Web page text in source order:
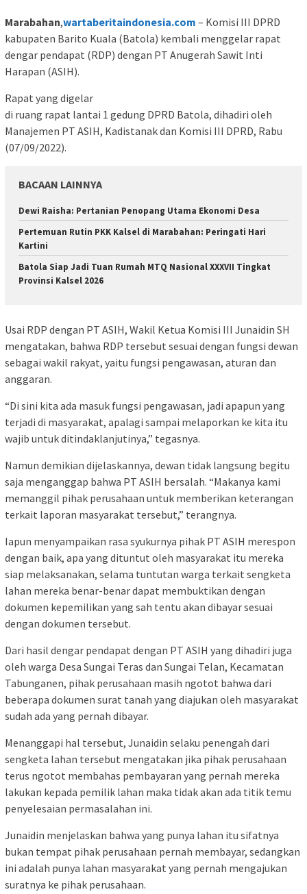
Marabahan,wartaberitaindonesia.com – Komisi III DPRD
kabupaten Barito Kuala (Batola) kembali menggelar rapat
dengar pendapat (RDP) dengan PT Anugerah Sawit Inti
Harapan (ASIH).
Rapat yang digelar
di ruang rapat lantai 1 gedung DPRD Batola, dihadiri oleh
Manajemen PT ASIH, Kadistanak dan Komisi III DPRD, Rabu
(07/09/2022).
BACAAN LAINNYA
Dewi Raisha: Pertanian Penopang Utama Ekonomi Desa
Pertemuan Rutin PKK Kalsel di Marabahan: Peringati Hari
Kartini
Batola Siap Jadi Tuan Rumah MTQ Nasional XXXVII Tingkat
Provinsi Kalsel 2026
Usai RDP dengan PT ASIH, Wakil Ketua Komisi III Junaidin SH
mengatakan, bahwa RDP tersebut sesuai dengan fungsi dewan
sebagai wakil rakyat, yaitu fungsi pengawasan, aturan dan
anggaran.
“Di sini kita ada masuk fungsi pengawasan, jadi apapun yang
terjadi di masyarakat, apalagi sampai melaporkan ke kita itu
wajib untuk ditindaklanjutinya,” tegasnya.
Namun demikian dijelaskannya, dewan tidak langsung begitu
saja menganggap bahwa PT ASIH bersalah. “Makanya kami
memanggil pihak perusahaan untuk memberikan keterangan
terkait laporan masyarakat tersebut,” terangnya.
Iapun menyampaikan rasa syukurnya pihak PT ASIH merespon
dengan baik, apa yang dituntut oleh masyarakat itu mereka
siap melaksanakan, selama tuntutan warga terkait sengketa
lahan mereka benar-benar dapat membuktikan dengan
dokumen kepemilikan yang sah tentu akan dibayar sesuai
dengan dokumen tersebut.
Dari hasil dengar pendapat dengan PT ASIH yang dihadiri juga
oleh warga Desa Sungai Teras dan Sungai Telan, Kecamatan
Tabunganen, pihak perusahaan masih ngotot bahwa dari
beberapa dokumen surat tanah yang diajukan oleh masyarakat
sudah ada yang pernah dibayar.
Menanggapi hal tersebut, Junaidin selaku penengah dari
sengketa lahan tersebut mengatakan jika pihak perusahaan
terus ngotot membahas pembayaran yang pernah mereka
lakukan kepada pemilik lahan maka tidak akan ada titik temu
penyelesaian permasalahan ini.
Junaidin menjelaskan bahwa yang punya lahan itu sifatnya
bukan tempat pihak perusahaan pernah membayar, sedangkan
ini adalah punya lahan masyarakat yang pernah mengajukan
suratnya ke pihak perusahaan.